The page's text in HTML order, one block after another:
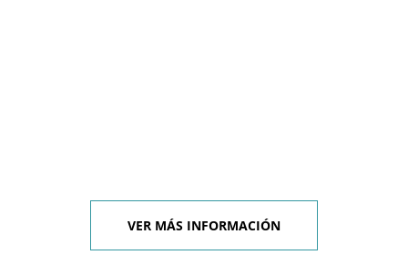
VER MÁS INFORMACIÓN